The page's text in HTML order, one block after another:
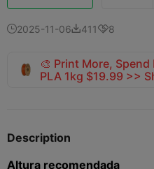
2025-11-064118
🎨 Print More,
PLA 1kg $19.99 >>
Description
Altura recomendada